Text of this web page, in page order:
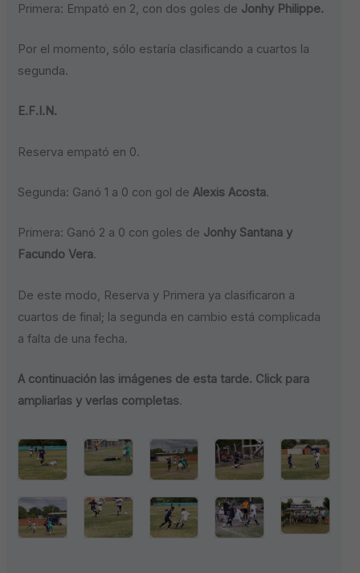
Primera: Empató en 2, con dos goles de Jonhy Philippe.
Por el momento, sólo estaría clasificando a cuartos la
segunda.
E.F.I.N.
Reserva empató en 0.
Segunda: Ganó 1 a 0 con gol deAlexis Acosta.
Primera: Ganó 2 a 0 con goles de Jonhy Santana y
Facundo Vera.
De este modo, Reserva y Primera ya clasificaron a
cuartos de final; la segunda en cambio está complicada
a falta de una fecha.
A continuación las imágenes de esta tarde. Click para
ampliarlas y verlas completas.